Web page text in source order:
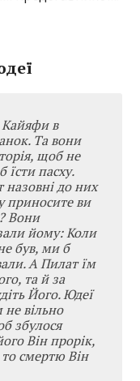
Кайяфи в
Та вони
щоб не
їсти пасху.
назовні до них
приносите ви
Вони
йому: Коли
був, ми б
А Пилат їм
та й за
Його. Юдеї
вільно
збулося
Він прорік,
смертю Він